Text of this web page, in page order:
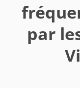
par